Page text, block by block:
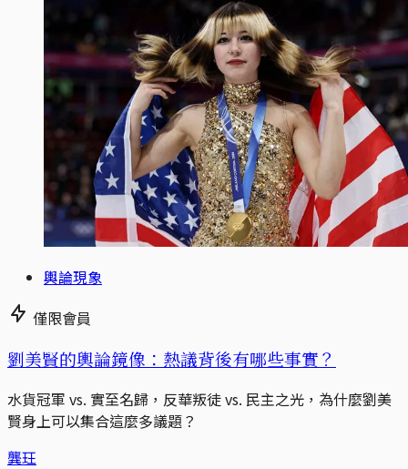
輿論現象
僅限會員
劉美賢的輿論鏡像：熱議背後有哪些事實？
水貨冠軍 vs. 實至名歸，反華叛徒 vs. 民主之光，為什麼劉美
賢身上可以集合這麼多議題？
龔玨